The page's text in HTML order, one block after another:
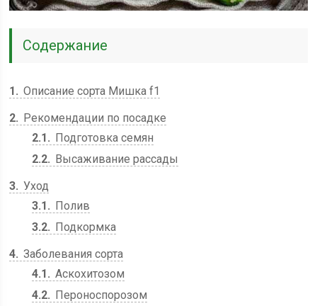
Содержание
1
Описание сорта Мишка f1
2
Рекомендации по посадке
2.1
Подготовка семян
2.2
Высаживание рассады
3 Уход
3.1
Полив
3.2
Подкормка
4 Заболевания сорта
4.1
Аскохитозом
4.2
Пероноспорозом